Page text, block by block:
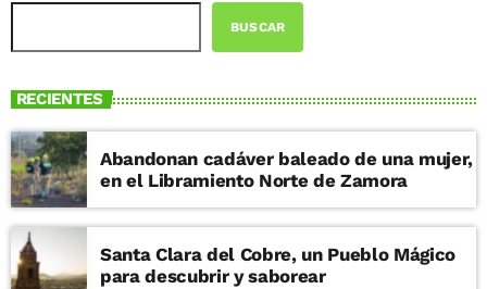
BUSCAR
RECIENTES
Abandonan cadáver baleado de una mujer,
en el Libramiento Norte de Zamora
Santa Clara del Cobre, un Pueblo Mágico
para descubrir y saborear